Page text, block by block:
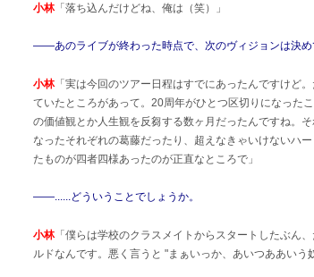
小林「落ち込んだけどね、俺は（笑）」
――あのライブが終わった時点で、次のヴィジョンは決め
小林「実は今回のツアー日程はすでにあったんですけど
ていたところがあって。20周年がひとつ区切りになった
の価値観とか人生観を反芻する数ヶ月だったんですね。
なったそれぞれの葛藤だったり、超えなきゃいけないハ
たものが四者四様あったのが正直なところで」
――......どういうことでしょうか。
小林「僕らは学校のクラスメイトからスタートしたぶん
ルドなんです。悪く言うと "まぁいっか、あいつああいう